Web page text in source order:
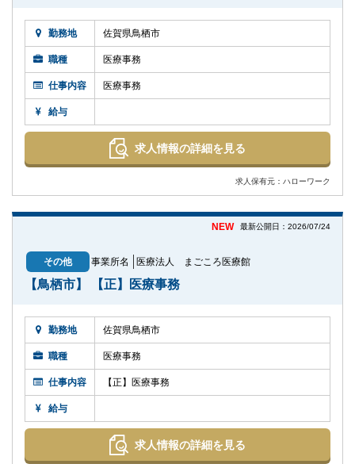
勤務地 佐賀県鳥栖市
職種 医療事務
仕事内容 医療事務
給与
求人情報の詳細を見る
求人保有元：ハローワーク
NEW 最新公開日：2026/07/24
その他 事業所名 医療法人 まごころ医療館
【鳥栖市】 【正】医療事務
勤務地 佐賀県鳥栖市
職種 医療事務
仕事内容 【正】医療事務
給与
求人情報の詳細を見る